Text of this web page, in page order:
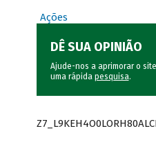
Ações
DÊ SUA OPINIÃO
Ajude-nos a aprimorar o
uma rápida pesquisa.